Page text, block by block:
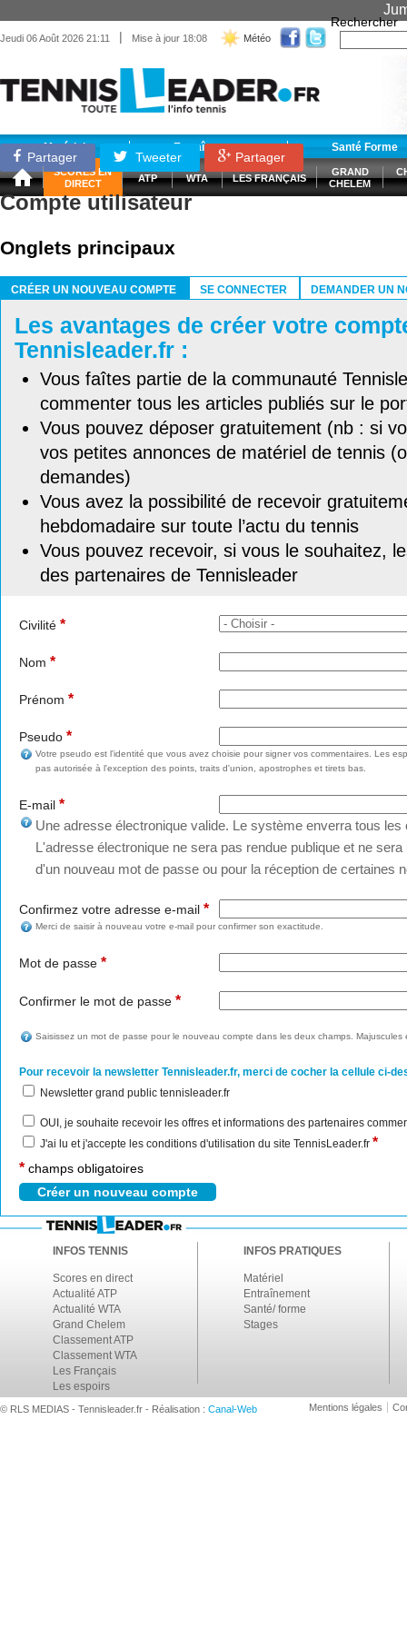
Jeudi 06 Août 2026 21:11 | Mise à jour 18:08 Météo
Rechercher
Matériel Entraînement Santé Forme
SCORES EN
DIRECT
ATP WTA LES FRANÇAIS
GRAND
CHELEM
Partager Tweeter Partager
Compte utilisateur
Onglets principaux
CRÉER UN NOUVEAU COMPTE
SE CONNECTER DEMANDER UN
Les avantages de créer votre
Tennisleader.fr :
Vous faîtes partie de la communauté
commenter tous les articles publiés sur le
Vous pouvez déposer gratuitement (nb : si
vos petites annonces de matériel de tennis
demandes)
Vous avez la possibilité de recevoir
hebdomadaire sur toute l’actu du tennis
Vous pouvez recevoir, si vous le souhaitez,
des partenaires de Tennisleader
Civilité *
Nom *
Prénom *
Pseudo *
Votre pseudo est l'identité que vous avez choisie pour signer vos commentaires. Les
pas autorisée à l'exception des points, traits d'union, apostrophes et tirets bas.
E-mail *
Une adresse électronique valide. Le système enverra tous
L'adresse électronique ne sera pas rendue publique et ne
d'un nouveau mot de passe ou pour la réception de certaines
Confirmez votre adresse e-mail *
Merci de saisir à nouveau votre e-mail pour confirmer son exactitude.
Mot de passe *
Confirmer le mot de passe *
Saisissez un mot de passe pour le nouveau compte dans les deux champs. Majuscules
Pour recevoir la newsletter Tennisleader.fr, merci de cocher la cellule ci-
Newsletter grand public tennisleader.fr
OUI, je souhaite recevoir les offres et informations des partenaires
J'ai lu et j'accepte les conditions d'utilisation du site TennisLeader.fr *
* champs obligatoires
INFOS TENNIS
Scores en direct
Actualité ATP
Actualité WTA
Grand Chelem
Classement ATP
Classement WTA
Les Français
Les espoirs
INFOS PRATIQUES
Matériel
Entraînement
Santé/ forme
Stages
© RLS MEDIAS - Tennisleader.fr - Réalisation : Canal-Web Mentions légales